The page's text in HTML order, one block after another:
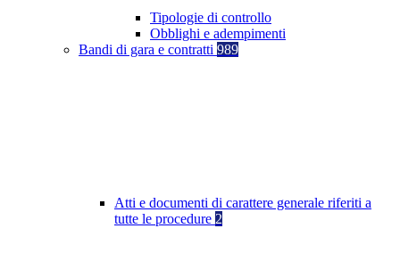
Tipologie di controllo
Obblighi e adempimenti
Bandi di gara e contratti 989
Atti e documenti di carattere generale riferiti a
tutte le procedure 2